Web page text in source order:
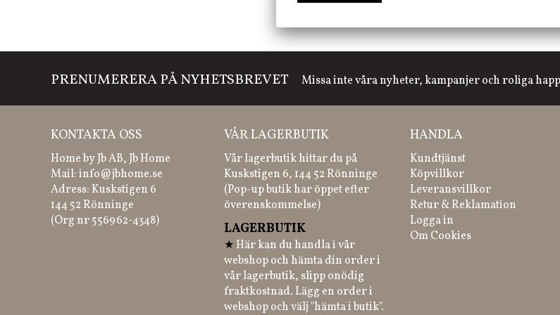
PRENUMERERA PÅ NYHETSBREVET Missa inte våra nyheter, kampanjer och roliga
KONTAKTA OSS
Home by Jb AB, Jb Home
Mail:info@jbhome.se
Adress: Kuskstigen 6
144 52 Rönninge
(Org nr 556962-4348)
VÅR LAGERBUTIK
Vår lagerbutik hittar du på
Kuskstigen 6, 144 52 Rönninge
(Pop-up butik har öppet efter
överenskommelse)
LAGERBUTIK
★ Här kan du handla i vår
webshop och hämta din order i
vår lagerbutik, slipp onödig
fraktkostnad. Lägg en order i
webshop och välj "hämta i butik".
HANDLA
Kundtjänst
Köpvillkor
Leveransvillkor
Retur & Reklamation
Logga in
Om Cookies